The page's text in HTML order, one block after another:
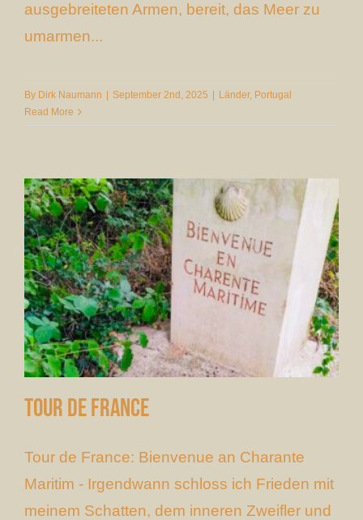
ausgebreiteten Armen, bereit, das Meer zu
umarmen...
By Dirk Naumann September 2nd, 2025 Länder, Portugal
Read More
Tour de France
Tour de France: Bienvenue an Charante
Maritim - Irgendwann schloss ich Frieden mit
meinem Schatten, dem inneren Zweifler und